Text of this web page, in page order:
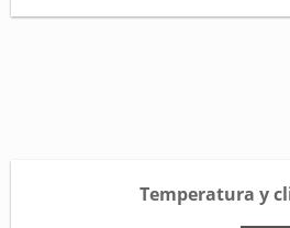
Temperatura y